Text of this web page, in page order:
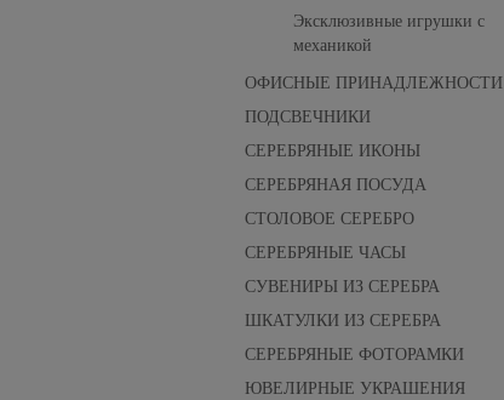
Эксклюзивные игрушки с
механикой
ОФИСНЫЕ ПРИНАДЛЕЖНОСТИ
ПОДСВЕЧНИКИ
СЕРЕБРЯНЫЕ ИКОНЫ
СЕРЕБРЯНАЯ ПОСУДА
СТОЛОВОЕ СЕРЕБРО
СЕРЕБРЯНЫЕ ЧАСЫ
СУВЕНИРЫ ИЗ СЕРЕБРА
ШКАТУЛКИ ИЗ СЕРЕБРА
СЕРЕБРЯНЫЕ ФОТОРАМКИ
ЮВЕЛИРНЫЕ УКРАШЕНИЯ